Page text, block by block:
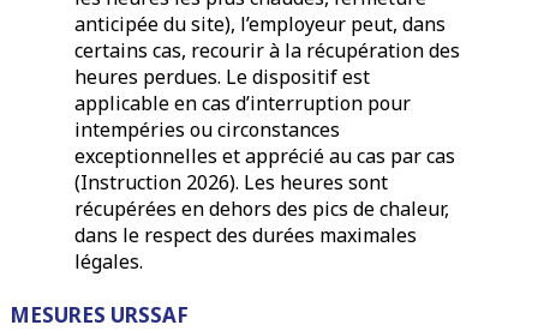
anticipée du site), l’employeur peut, dans
certains cas, recourir à la récupération des
heures perdues. Le dispositif est
applicable en cas d’interruption pour
intempéries ou circonstances
exceptionnelles et apprécié au cas par cas
(Instruction 2026). Les heures sont
récupérées en dehors des pics de chaleur,
dans le respect des durées maximales
légales.
MESURES URSSAF